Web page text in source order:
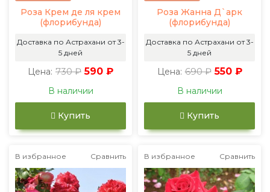
Роза Крем де ля крем
(флорибунда)
Доставка по Астрахани от 3-
5 дней
Цена: 730 ₽ 590 ₽
В наличии
Купить
Роза Жанна Д`арк
(флорибунда)
Доставка по Астрахани от 3-
5 дней
Цена: 690 ₽ 550 ₽
В наличии
Купить
В избранное Сравнить В избранное Сравнить